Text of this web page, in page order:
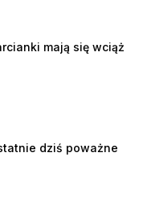
mają się wciąż
dziś poważne